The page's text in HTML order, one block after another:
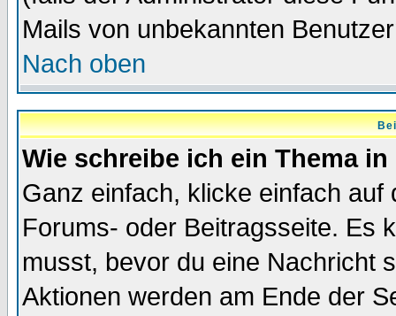
Mails von unbekannten
Nach oben
Wie schreibe ich ein Thema
Ganz einfach, klicke einfach
Forums- oder Beitragsseite. Es
musst, bevor du eine Nachricht
Aktionen werden am Ende der